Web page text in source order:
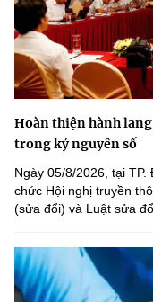
Hoàn thiện hành
trong kỷ nguyên số
Ngày 05/8/2026, tại
chức Hội nghị truyền
(sửa đổi) và Luật sửa